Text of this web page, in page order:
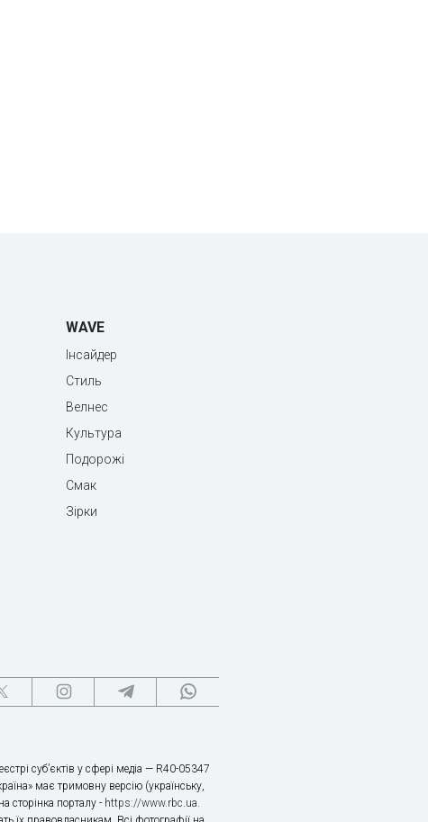
WAVE
Інсайдер
Стиль
Велнес
Культура
Подорожі
Смак
Зірки
суб’єктів у сфері медіа — R40-05347
має тримовну версію (українську,
сторінка порталу - https://www.rbc.ua.